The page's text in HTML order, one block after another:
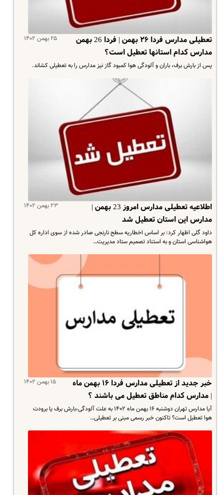
۲۵ بهمن ۱۴۰۲
تعطیلی مدارس فردا ۲۶ بهمن | فردا 26 بهمن
مدارس کدام استانها تعطیل است؟
️پس از بارش برف، باران و آلودگی هوا کمبود گاز نیز مدارس را به تعطیلی کشاند.
۲۳ بهمن ۱۴۰۲
اطلاعیه تعطیلی مدارس امروز 23 بهمن |
مدارس این استان تعطیل شد
داود گلی اظهار کرد: بر اساس اخطاریه سطح نارنجی صادر شده از سوی اداره کل
هواشناسی استان و به استناد تصمیم ستاد مدیریت…
۱۵ بهمن ۱۴۰۲
خبر جدید از تعطیلی مدارس فردا ۱۶ بهمن ماه
| مدارس کدام مناطق تعطیل می باشند ؟
آیا مدارس تهران دوشنبه ۱۶ بهمن ماه ۱۴۰۲ به علت آلودگی،بارش برف یا برودت
هوا تعطیل است؟ تاکنون خبر رسمی مبنی بر تعطیلی…